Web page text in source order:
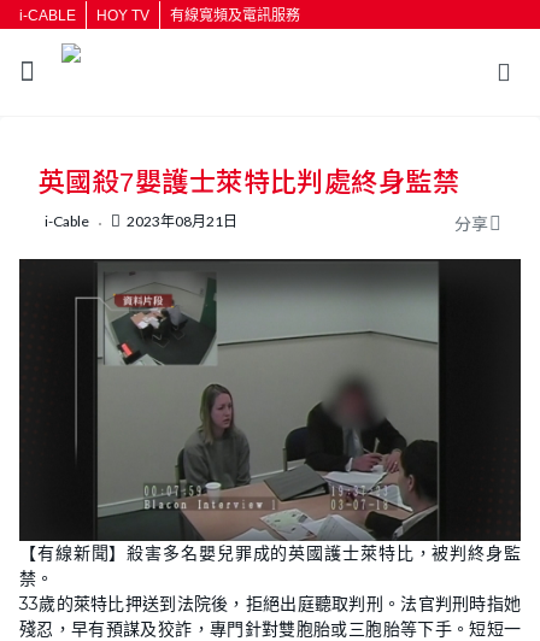
i-CABLE HOY TV 有線寬頻及電訊服務
按輸入鍵開始搜尋
英國殺7嬰護士萊特比判處終身監禁
i-Cable 2023年08月21日 分享
【有線新聞】殺害多名嬰兒罪成的英國護士萊特比，被判終身監
禁。
33歲的萊特比押送到法院後，拒絕出庭聽取判刑。法官判刑時指她
殘忍，早有預謀及狡詐，專門針對雙胞胎或三胞胎等下手。短短一